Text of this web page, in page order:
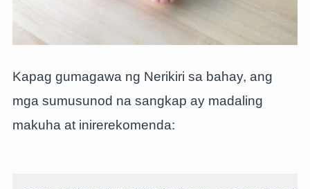
Kapag gumagawa ng Nerikiri sa bahay, ang
mga sumusunod na sangkap ay madaling
makuha at inirerekomenda: